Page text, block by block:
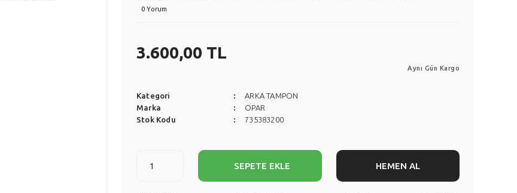
0 Yorum
3.600,00 TL
Aynı Gün Kargo
Kategori
ARKA TAMPON
Marka
OPAR
Stok Kodu
735383200
SEPETE EKLE HEMEN AL